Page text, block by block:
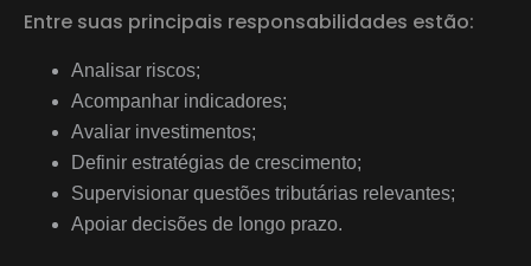
Entre suas principais responsabilidades estão:
Analisar riscos;
Acompanhar indicadores;
Avaliar investimentos;
Definir estratégias de crescimento;
Supervisionar questões tributárias relevantes;
Apoiar decisões de longo prazo.